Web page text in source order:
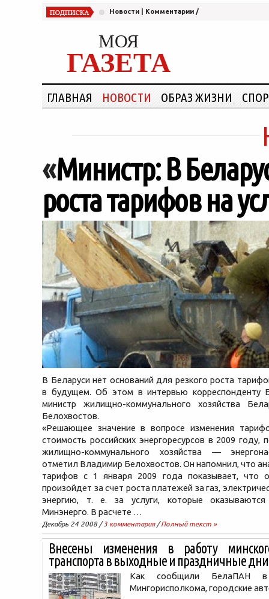
Новости Комментарии /
МОЯ
ГАЗЕТА
ГЛАВНАЯ НОВОСТИ ОБРАЗ ЖИЗНИ
«Министр: В
роста тарифов на
В Беларуси нет оснований для резкого роста
в будущем. Об этом в интервью корреспонденту
министр жилищно-коммунального хозяйства
Белохвостов.
«Решающее значение в вопросе изменения
стоимость российских энергоресурсов в 2009 году,
жилищно-коммунального хозяйства —
отметил Владимир Белохвостов. Он напомнил, что
тарифов с 1 января 2009 года показывает, что
произойдет за счет роста платежей за газ,
энергию, т. е. за услуги, которые оказываются
Минэнерго. В расчете …
Декабрь 24 2008 /3 комментария/Полный текст »
Внесены изменения в работу
транспорта в выходные и праздничные дни
Как сообщили БелаПАН в
Мингорисполкома, городские